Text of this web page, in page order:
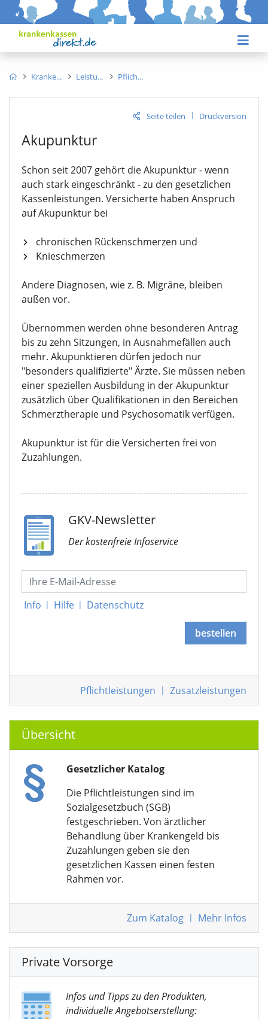
Kranke Leistu Pflich
Seite teilen | Druckversion
Akupunktur
Schon seit 2007 gehört die Akupunktur - wenn
auch stark eingeschränkt - zu den gesetzlichen
Kassenleistungen. Versicherte haben Anspruch
auf Akupunktur bei
chronischen Rückenschmerzen und
Knieschmerzen
Andere Diagnosen, wie z. B. Migräne, bleiben
außen vor.
Übernommen werden ohne besonderen Antrag
bis zu zehn Sitzungen, in Ausnahmefällen auch
mehr. Akupunktieren dürfen jedoch nur
"besonders qualifizierte" Ärzte. Sie müssen neben
einer speziellen Ausbildung in der Akupunktur
zusätzlich über Qualifikationen in den Bereichen
Schmerztherapie und Psychosomatik verfügen.
Akupunktur ist für die Versicherten frei von
Zuzahlungen.
GKV-Newsletter
Der kostenfreie Infoservice
Info | Hilfe | Datenschutz
bestellen
Pflichtleistungen | Zusatzleistungen
Übersicht
Gesetzlicher Katalog
Die Pflichtleistungen sind im
Sozialgesetzbuch (SGB)
festgeschrieben. Von ärztlicher
Behandlung über Krankengeld bis
Zuzahlungen geben sie den
gesetzlichen Kassen einen festen
Rahmen vor.
Zum Katalog | Mehr Infos
Private Vorsorge
Infos und Tipps zu den Produkten,
individuelle Angebotserstellung: